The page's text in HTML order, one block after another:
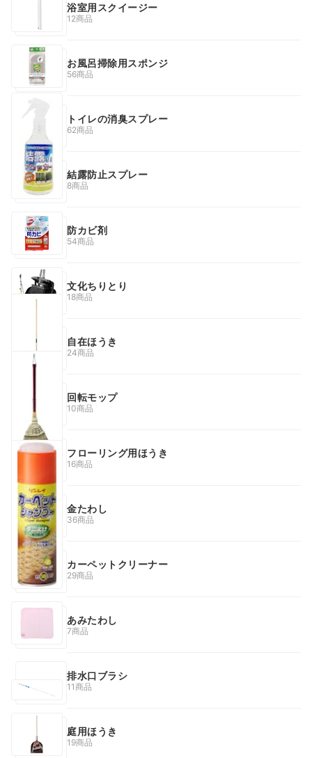
浴室用スクイージー
12商品
お風呂掃除用スポンジ
56商品
トイレの消臭スプレー
62商品
結露防止スプレー
8商品
防カビ剤
54商品
文化ちりとり
18商品
自在ほうき
24商品
回転モップ
10商品
フローリング用ほうき
16商品
金たわし
36商品
カーペットクリーナー
29商品
あみたわし
7商品
排水口ブラシ
11商品
庭用ほうき
19商品